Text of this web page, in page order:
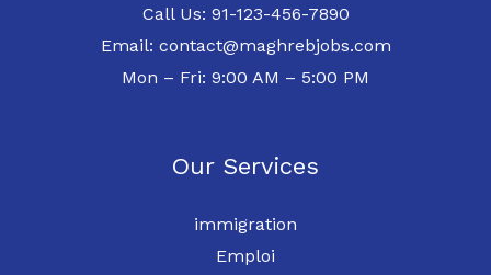
Call Us: 91-123-456-7890
Email: contact@maghrebjobs.com
Mon – Fri: 9:00 AM – 5:00 PM
Our Services
immigration
Emploi